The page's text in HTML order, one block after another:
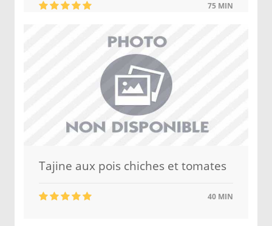
75 MIN
Tajine aux pois chiches et tomates
40 MIN